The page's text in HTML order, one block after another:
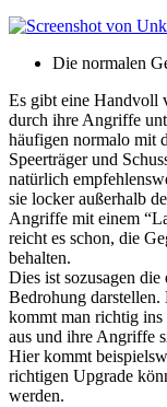
Die normalen
Es gibt eine Handvoll
durch ihre Angriffe
häufigen normalo mit
Speerträger und
natürlich
sie locker außerhalb
Angriffe mit einem
reicht es schon, die
behalten.
Dies ist sozusagen
Bedrohung darstellen.
kommt man richtig ins
aus und ihre Angriffe
Hier kommt
richtigen Upgrade
werden.